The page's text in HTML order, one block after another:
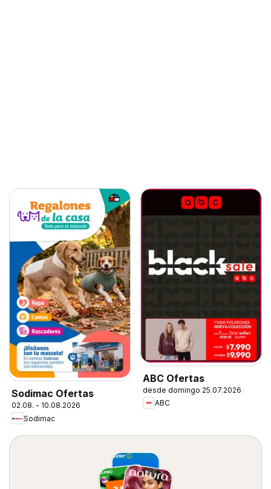
Sodimac Ofertas
02.08. - 10.08.2026
Sodimac
ABC Ofertas
desde domingo 25.07.2026
ABC